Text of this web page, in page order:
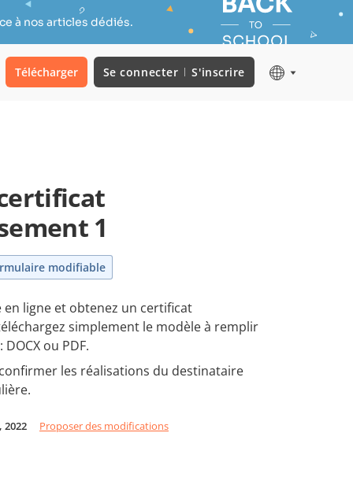
à nos articles dédiés.
Télécharger Se connecter S'inscrire
1
modifiable
en ligne et obtenez un certificat
simplement le modèle à remplir
ou PDF.
les réalisations du destinataire
2022 Proposer des modifications